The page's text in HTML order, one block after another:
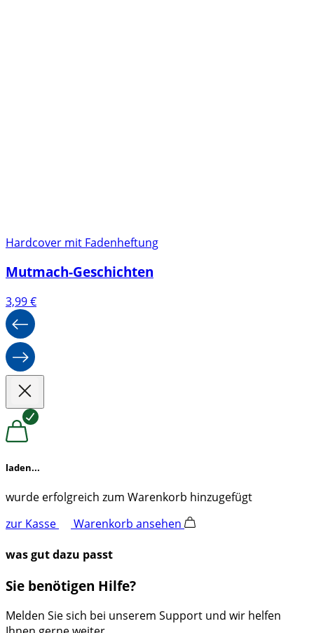
Hardcover mit Fadenheftung
Mutmach-Geschichten
3,99€
laden...
wurde erfolgreich zum Warenkorb hinzugefügt
zur Kasse
Warenkorb ansehen
was gut dazu passt
Sie benötigen Hilfe?
Melden Sie sich bei unserem Support und wir helfen